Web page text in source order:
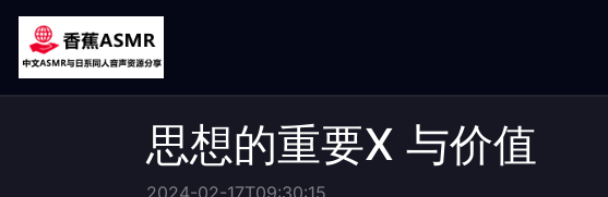
思想的重要X 与价值